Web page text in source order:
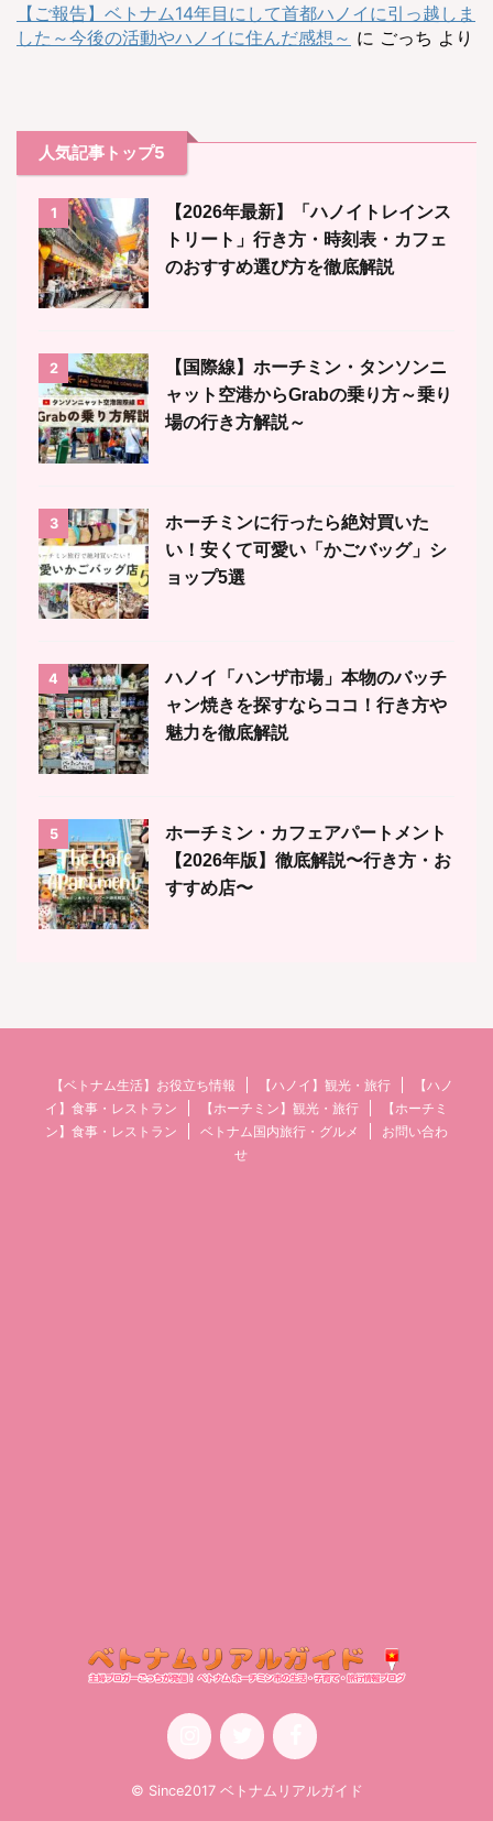
【ご報告】ベトナム14年目にして首都ハノイに引っ越しま
した～今後の活動やハノイに住んだ感想～ に ごっち より
人気記事トップ5
1
【2026年最新】「ハノイトレインス
トリート」行き方・時刻表・カフェ
のおすすめ選び方を徹底解説
2
【国際線】ホーチミン・タンソンニ
ャット空港からGrabの乗り方～乗り
場の行き方解説～
3
ホーチミンに行ったら絶対買いた
い！安くて可愛い「かごバッグ」シ
ョップ5選
4
ハノイ「ハンザ市場」本物のバッチ
ャン焼きを探すならココ！行き方や
魅力を徹底解説
5
ホーチミン・カフェアパートメント
【2026年版】徹底解説〜行き方・お
すすめ店〜
【ベトナム生活】お役立ち情報 【ハノイ】観光・旅行
【ハノ
イ】食事・レストラン
【ホーチミン】観光・旅行
【ホーチミ
ン】食事・レストラン
ベトナム国内旅行・グルメ
お問い合わ
せ
© Since2017 ベトナムリアルガイド